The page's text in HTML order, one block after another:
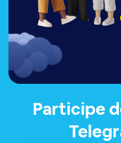
Participe